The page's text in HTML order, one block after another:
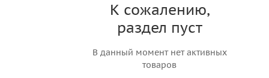
К сожалению,
раздел пуст
В данный момент нет активных
товаров